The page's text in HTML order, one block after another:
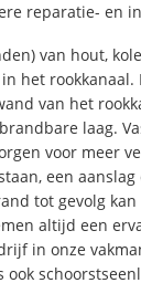
reparatie- en
van hout,
het rookkanaal.
van het
laag.
voor meer
een
tot gevolg kan
altijd een
in onze